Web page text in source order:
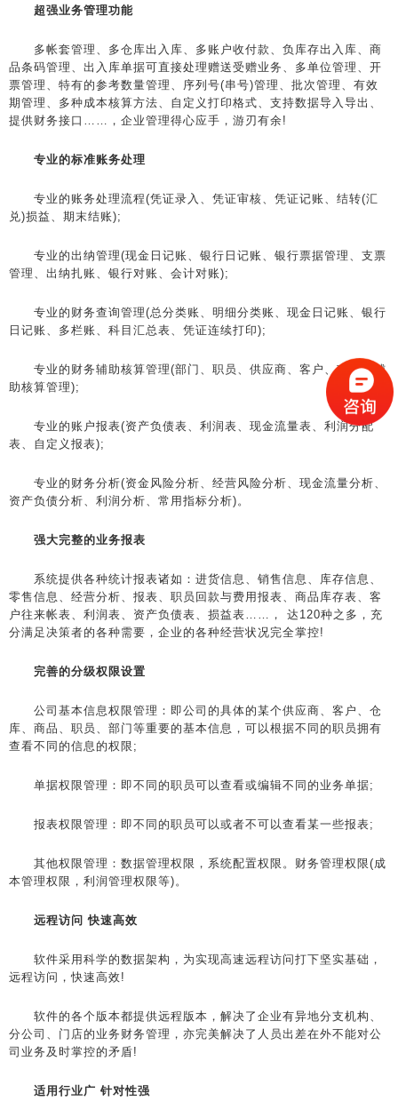
超强业务管理功能
多帐套管理、多仓库出入库、多账户收付款、负库存出入库、商
品条码管理、出入库单据可直接处理赠送受赠业务、多单位管理、开
票管理、特有的参考数量管理、序列号(串号)管理、批次管理、有效
期管理、多种成本核算方法、自定义打印格式、支持数据导入导出、
提供财务接口……，企业管理得心应手，游刃有余!
专业的标准账务处理
专业的账务处理流程(凭证录入、凭证审核、凭证记账、结转(汇
兑)损益、期末结账);
专业的出纳管理(现金日记账、银行日记账、银行票据管理、支票
管理、出纳扎账、银行对账、会计对账);
专业的财务查询管理(总分类账、明细分类账、现金日记账、银行
日记账、多栏账、科目汇总表、凭证连续打印);
专业的财务辅助核算管理(部门、职员、供应商、客户、项目等辅
助核算管理);
专业的账户报表(资产负债表、利润表、现金流量表、利润分配
表、自定义报表);
专业的财务分析(资金风险分析、经营风险分析、现金流量分析、
资产负债分析、利润分析、常用指标分析)。
强大完整的业务报表
系统提供各种统计报表诸如：进货信息、销售信息、库存信息、
零售信息、经营分析、报表、职员回款与费用报表、商品库存表、客
户往来帐表、利润表、资产负债表、损益表……， 达120种之多，充
分满足决策者的各种需要，企业的各种经营状况完全掌控!
完善的分级权限设置
公司基本信息权限管理：即公司的具体的某个供应商、客户、仓
库、商品、职员、部门等重要的基本信息，可以根据不同的职员拥有
查看不同的信息的权限;
单据权限管理：即不同的职员可以查看或编辑不同的业务单据;
报表权限管理：即不同的职员可以或者不可以查看某一些报表;
其他权限管理：数据管理权限，系统配置权限。财务管理权限(成
本管理权限，利润管理权限等)。
远程访问 快速高效
软件采用科学的数据架构，为实现高速远程访问打下坚实基础，
远程访问，快速高效!
软件的各个版本都提供远程版本，解决了企业有异地分支机构、
分公司、门店的业务财务管理，亦完美解决了人员出差在外不能对公
司业务及时掌控的矛盾!
适用行业广 针对性强